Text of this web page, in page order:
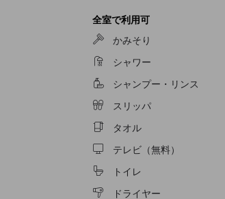
全室で利用可
かみそり
シャワー
シャンプー・リンス
スリッパ
タオル
テレビ（無料）
トイレ
ドライヤー